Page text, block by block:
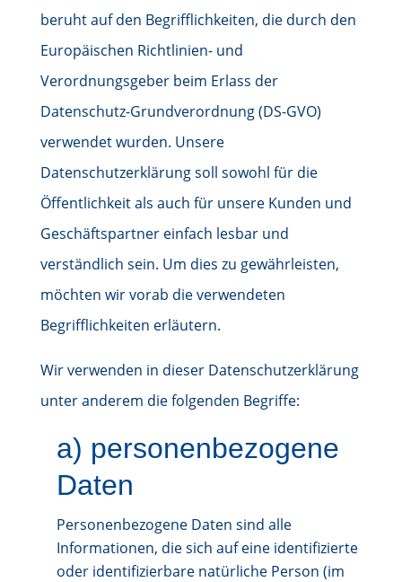
beruht auf den Begrifflichkeiten, die durch den
Europäischen Richtlinien- und
Verordnungsgeber beim Erlass der
Datenschutz-Grundverordnung (DS-GVO)
verwendet wurden. Unsere
Datenschutzerklärung soll sowohl für die
Öffentlichkeit als auch für unsere Kunden und
Geschäftspartner einfach lesbar und
verständlich sein. Um dies zu gewährleisten,
möchten wir vorab die verwendeten
Begrifflichkeiten erläutern.
Wir verwenden in dieser Datenschutzerklärung
unter anderem die folgenden Begriffe:
a) personenbezogene
Daten
Personenbezogene Daten sind alle
Informationen, die sich auf eine identifizierte
oder identifizierbare natürliche Person (im